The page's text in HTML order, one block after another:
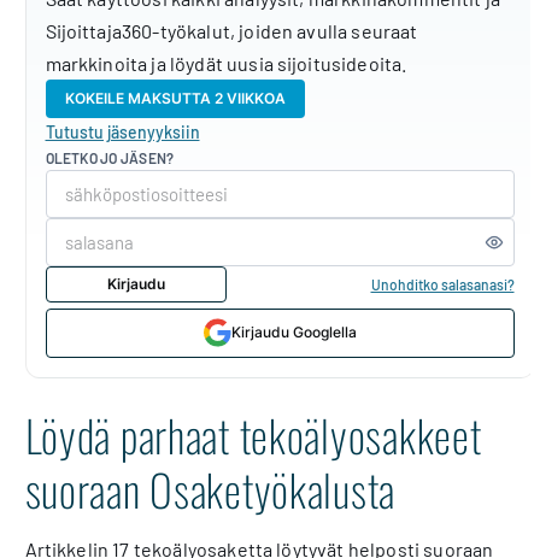
Sijoittaja360-työkalut, joiden avulla seuraat
markkinoita ja löydät uusia sijoitusideoita.
KOKEILE MAKSUTTA 2 VIIKKOA
Tutustu jäsenyyksiin
OLETKO JO JÄSEN?
Kirjaudu Unohditko salasanasi?
Kirjaudu Googlella
Löydä parhaat tekoälyosakkeet
suoraan Osaketyökalusta
Artikkelin 17 tekoälyosaketta löytyvät helposti suoraan